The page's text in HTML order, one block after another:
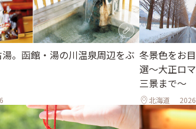
。函館・湯の川温泉周辺をぶ 冬景色をお
選〜大正ロ
三景まで〜
北海道